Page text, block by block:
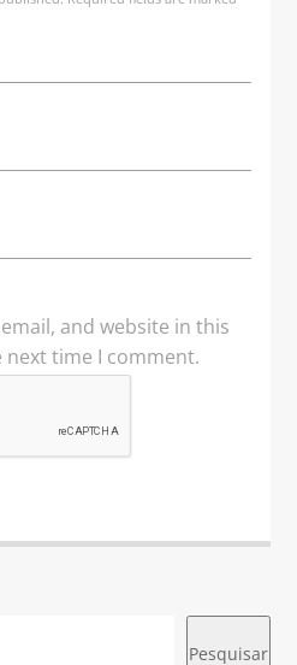
and website in this
time I comment.
Pesquisar